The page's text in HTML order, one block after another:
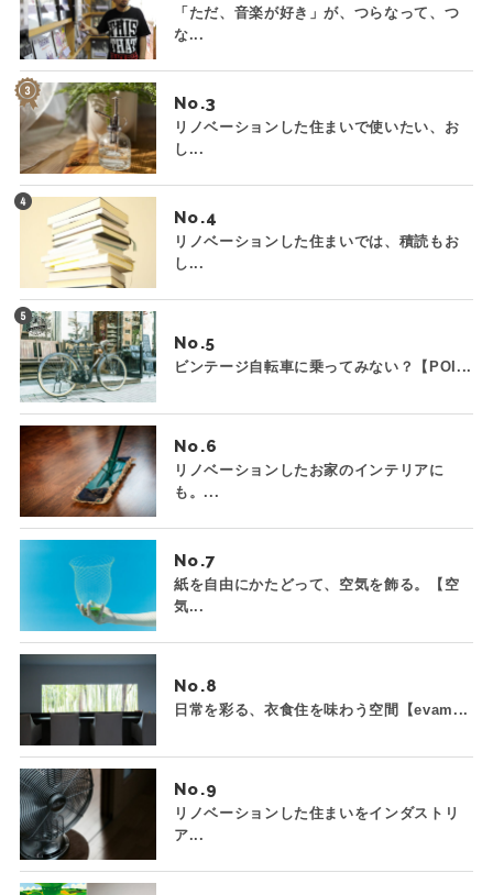
「ただ、音楽が好き」が、つらなって、つ
な...
No.
リノベーションした住まいで使いたい、お
し...
No.
リノベーションした住まいでは、積読もお
し...
No.
ビンテージ自転車に乗ってみない？【POI...
No.
リノベーションしたお家のインテリアに
も。...
No.
紙を自由にかたどって、空気を飾る。【空
気...
No.
日常を彩る、衣食住を味わう空間【evam...
No.
リノベーションした住まいをインダストリ
ア...